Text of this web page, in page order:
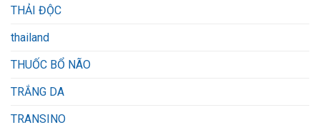
THẢI ĐỘC
thailand
THUỐC BỔ NÃO
TRẮNG DA
TRANSINO